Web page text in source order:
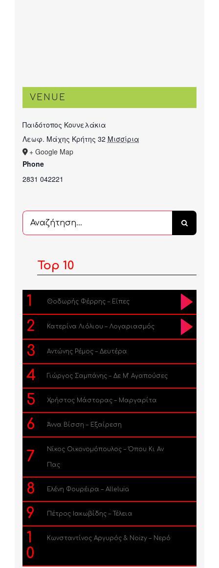
VENUE
Παιδότοπος Κουνελάκια
Λεωφ. Μάχης Κρήτης 32 Μισσίρια
+ Google Map
Phone
2831 042221
Αναζήτηση
...
Top 10
1 Θοδωρής Φέρρης – Είπες
2 Κατερίνα Λιόλιου – Λογαριασμός
3 Αντώνης Ρέμος – Δευτέρα
4 Γιώργος Σαμπάνης – Δε Μ’ Αγαπούσες
5 Χρήστος Μάστορας – Μαργαρίτα
6 Άννα Βίσση – Εξαίρεση
7 Νίκος Οικονομόπουλος – Όπου Κι Αν
Πας
8 Ελένη Φουρέιρα – Alleluia
9 Πέτρος Ιακωβίδης – Τέλεια
1
0
Κωνσταντίνος Αργυρός & Noizy – Νερό